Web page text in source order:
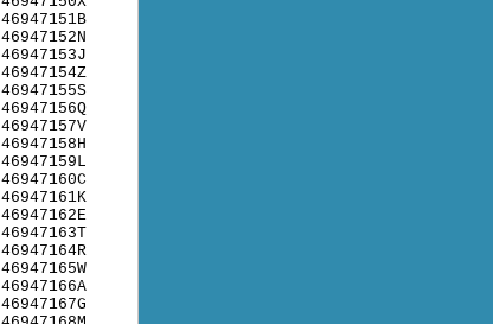
46947151B
46947152N
46947153J
46947154Z
46947155S
46947156Q
46947157V
46947158H
46947159L
46947160C
46947161K
46947162E
46947163T
46947164R
46947165W
46947166A
46947167G